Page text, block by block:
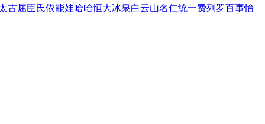
古屈臣氏依能娃哈哈恒大冰泉白云山名仁统一费列罗百事怡